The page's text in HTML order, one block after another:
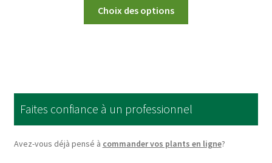
€2,09
through
Choix des options
options
may
be
chosen
Faites confiance à un professionnel
Avez-vous déjà pensé à commander vos plants en ligne?